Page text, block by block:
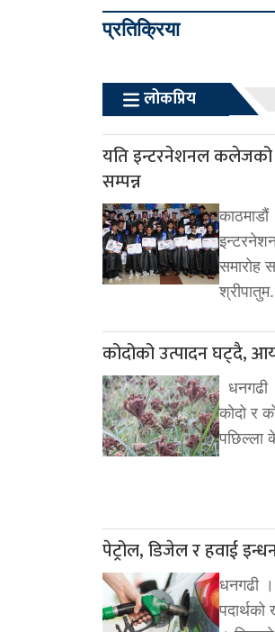
प्रतिक्रिया
लोकप्रिय
यति इन्टरनेशनल कलेजको
सम्पन्न
समारोह
कोदोको उत्पादन घट्दै,
धनगढी
कोदो र
पछिल्ला
पेट्रोल, डिजेल र हवाई
धनगढी
पदार्थको